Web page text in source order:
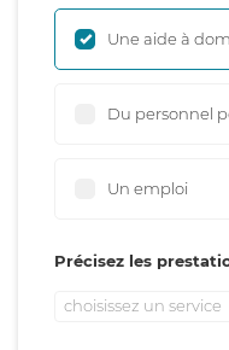
Une aide à
Du personnel
Un emploi
Précisez les
choisissez un service